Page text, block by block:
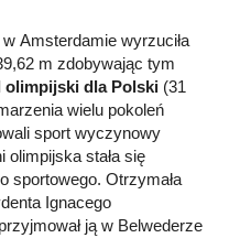
Amsterdamie wyrzuciła
m zdobywając tym
olimpijski dla Polski (31
wielu pokoleń
sport wyczynowy
olimpijska stała się
sportowego. Otrzymała
Ignacego
ją w Belwederze